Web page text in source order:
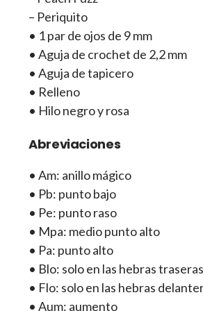
– Periquito
• 1 par de ojos de 9 mm
• Aguja de crochet de 2,2 mm
• Aguja de tapicero
• Relleno
• Hilo negro y rosa
Abreviaciones
• Am: anillo mágico
• Pb: punto bajo
• Pe: punto raso
• Mpa: medio punto alto
• Pa: punto alto
• Blo: solo en las hebras traseras
• Flo: solo en las hebras
• Aum: aumento